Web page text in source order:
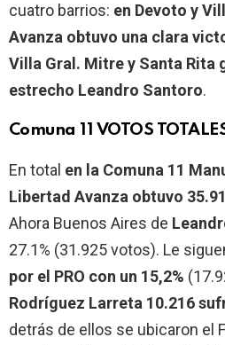
cuatro barrios: en Devoto y
Avanza obtuvo una clara
Villa Gral. Mitre y Santa Rita
estrecho Leandro Santoro.
Comuna 11 VOTOS
En total en la Comuna 11
Libertad Avanza obtuvo
Ahora Buenos Aires de
27.1% (31.925 votos). Le
por el PRO con un 15,2%
Rodríguez Larreta 10.216
detrás de ellos se ubicaron el